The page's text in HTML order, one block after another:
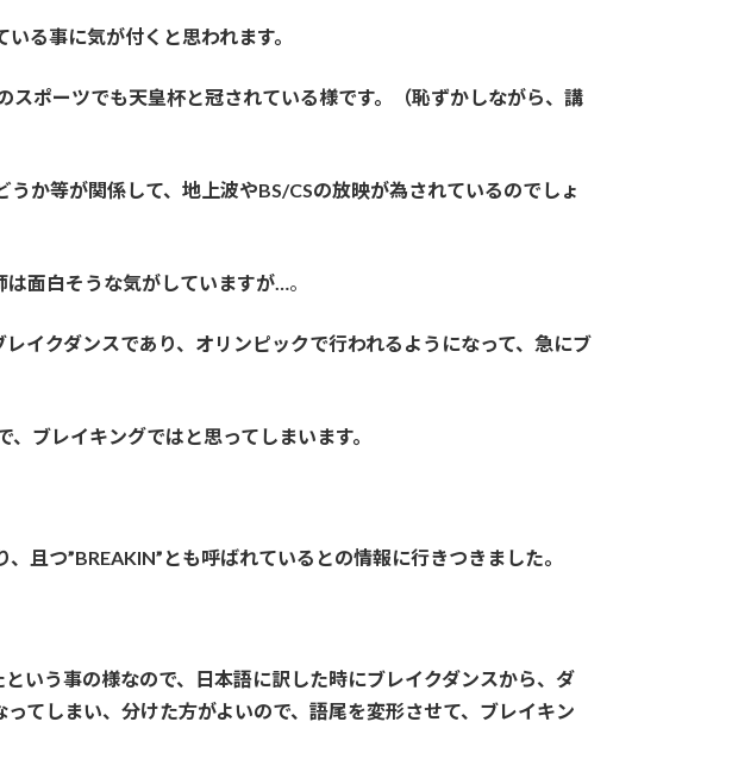
る事に気が付くと思われます。
ポーツでも天皇杯と冠されている様です。（恥ずかしながら、講
か等が関係して、地上波やBS/CSの放映が為されているのでしょ
は面白そうな気がしていますが…。
イクダンスであり、オリンピックで行われるようになって、急にブ
ブレイキングではと思ってしまいます。
且つ”BREAKIN”とも呼ばれているとの情報に行きつきました。
いう事の様なので、日本語に訳した時にブレイクダンスから、ダ
てしまい、分けた方がよいので、語尾を変形させて、ブレイキン